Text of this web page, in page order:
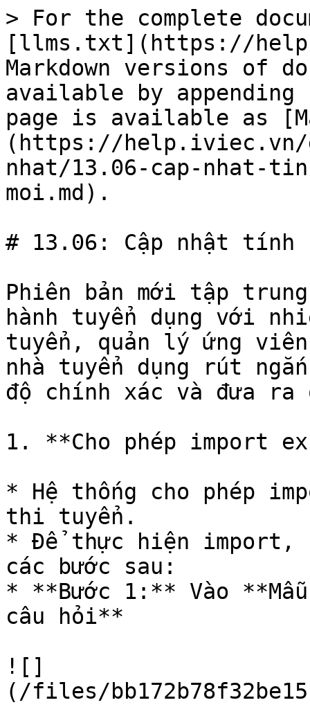
> For the complete
[llms.txt](https://
Markdown versions of
available by
page is available as
(https://
nhat/13.06-cap-nhat-
moi.md).
# 13.06: Cập nhật tính
Phiên bản mới tập
hành tuyển dụng với
tuyển, quản lý ứng
nhà tuyển dụng rút
độ chính xác và đưa ra
1. **Cho phép import
* Hệ thống cho phép
thi tuyển.
* Để thực hiện import,
các bước sau:
* **Bước 1:** Vào
câu hỏi**
![]
(/files/